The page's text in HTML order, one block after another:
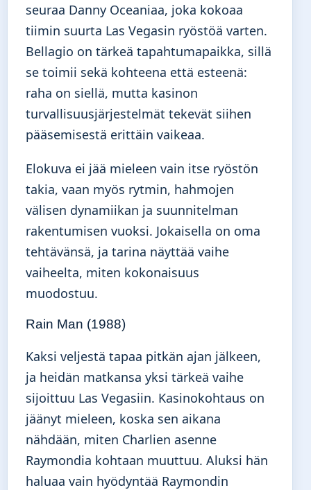
seuraa Danny Oceaniaa, joka kokoaa
tiimin suurta Las Vegasin ryöstöä varten.
Bellagio on tärkeä tapahtumapaikka, sillä
se toimii sekä kohteena että esteenä:
raha on siellä, mutta kasinon
turvallisuusjärjestelmät tekevät siihen
pääsemisestä erittäin vaikeaa.
Elokuva ei jää mieleen vain itse ryöstön
takia, vaan myös rytmin, hahmojen
välisen dynamiikan ja suunnitelman
rakentumisen vuoksi. Jokaisella on oma
tehtävänsä, ja tarina näyttää vaihe
vaiheelta, miten kokonaisuus
muodostuu.
Rain Man (1988)
Kaksi veljestä tapaa pitkän ajan jälkeen,
ja heidän matkansa yksi tärkeä vaihe
sijoittuu Las Vegasiin. Kasinokohtaus on
jäänyt mieleen, koska sen aikana
nähdään, miten Charlien asenne
Raymondia kohtaan muuttuu. Aluksi hän
haluaa vain hyödyntää Raymondin